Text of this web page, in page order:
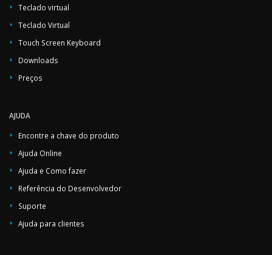
Teclado virtual
Teclado Virtual
Touch Screen Keyboard
Downloads
Preços
AJUDA
Encontre a chave do produto
Ajuda Online
Ajuda e Como fazer
Referência do Desenvolvedor
Suporte
Ajuda para clientes